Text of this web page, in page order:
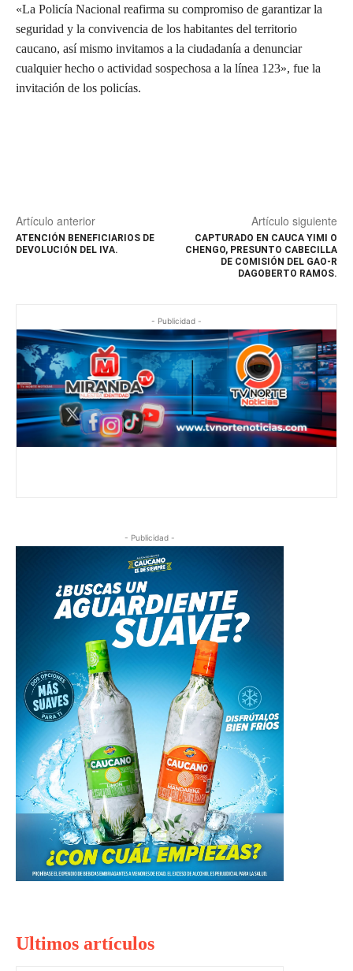
«La Policía Nacional reafirma su compromiso de garantizar la
seguridad y la convivencia de los habitantes del territorio
caucano, así mismo invitamos a la ciudadanía a denunciar
cualquier hecho o actividad sospechosa a la línea 123», fue la
invitación de los policías.
Artículo anterior
ATENCIÓN BENEFICIARIOS DE
DEVOLUCIÓN DEL IVA.
Artículo siguiente
CAPTURADO EN CAUCA YIMI O
CHENGO, PRESUNTO CABECILLA
DE COMISIÓN DEL GAO-R
DAGOBERTO RAMOS.
- Publicidad -
- Publicidad -
Ultimos artículos